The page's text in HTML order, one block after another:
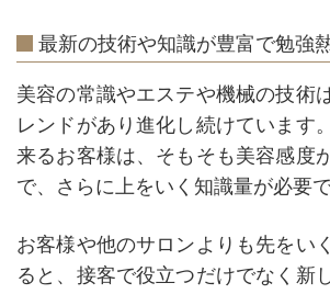
最新の技術や知識が豊富で勉強
美容の常識やエステや機械の技術
レンドがあり進化し続けています
来るお客様は、そもそも美容感度
で、さらに上をいく知識量が必要で
お客様や他のサロンよりも先をい
ると、接客で役立つだけでなく新